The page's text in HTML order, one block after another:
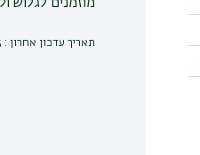
מוזמנים לגלוש
תאריך עדכון אחרון : 26/08/2025